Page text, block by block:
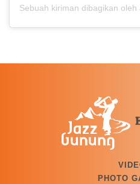
Sebuah kiriman dibagikan
PHOTO